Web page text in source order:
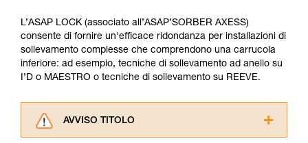
L’ASAP LOCK (associato all’ASAP’SORBER AXESS)
consente di fornire un'efficace ridondanza per installazioni di
sollevamento complesse che comprendono una carrucola
inferiore: ad esempio, tecniche di sollevamento ad anello su
I’D o MAESTRO o tecniche di sollevamento su REEVE.
AVVISO TITOLO